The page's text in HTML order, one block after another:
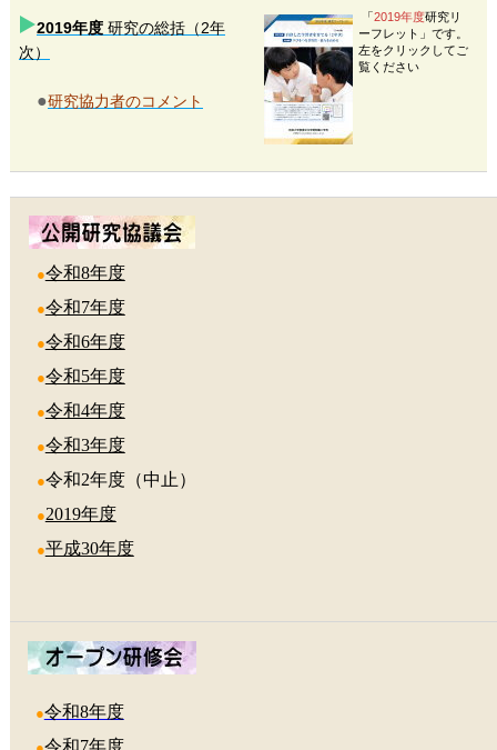
2019年度研究の総括（2年
次）
●研究協力者のコメント
「2019年度研究リ
ーフレット」です。
左をクリックしてご
覧ください